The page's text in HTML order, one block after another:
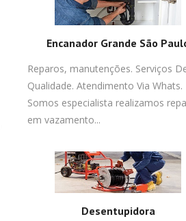
Encanador Grande São
Reparos, manutenções. Serviços
Qualidade. Atendimento Via Whats.
Somos especialista realizamos
em vazamento...
Desentupidora